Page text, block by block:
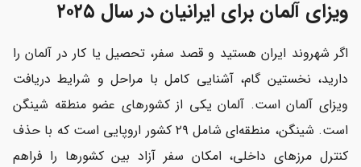
هزینه ویزای آلمان و خدمات ویزامتریک
مدت زمان بررسی ویزای آلمان
دلایل رایج رد شدن ویزای آلمان
ویزای آلمان برای ایرانیان در سال ۲۰۲۵
اگر شهروند ایران هستید و قصد سفر، تحصیل یا کار در آلمان را
دارید، نخستین گام، آشنایی کامل با مراحل و شرایط دریافت
ویزای آلمان است. آلمان یکی از کشورهای عضو منطقه شینگن
است. شینگن، منطقه‌ای شامل ۲۹ کشور اروپایی است که با حذف
کنترل مرزهای داخلی، امکان سفر آزاد بین کشورها را فراهم